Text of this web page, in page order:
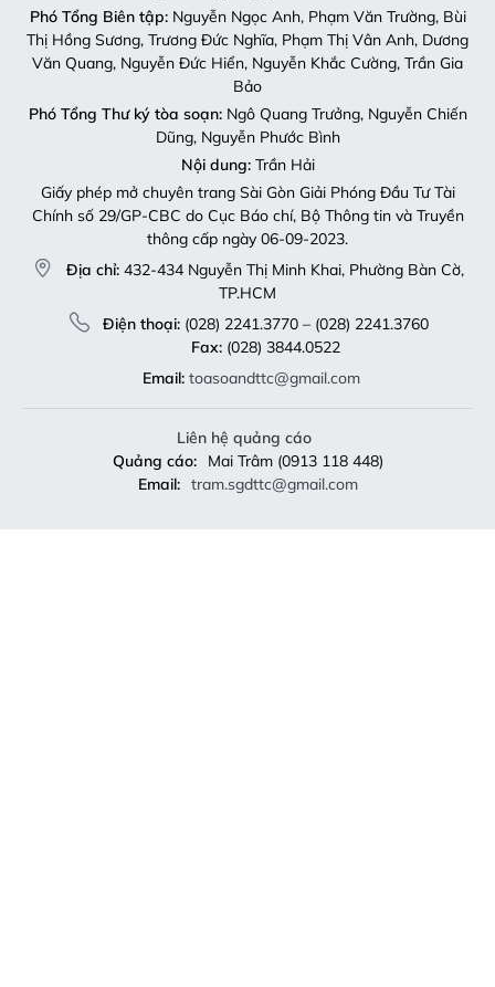
Phó Tổng Biên tập:Nguyễn Ngọc Anh, Phạm Văn Trường, Bùi
Thị Hồng Sương, Trương Đức Nghĩa, Phạm Thị Vân Anh, Dương
Văn Quang, Nguyễn Đức Hiển, Nguyễn Khắc Cường, Trần Gia
Bảo
Phó Tổng Thư ký tòa soạn:Ngô Quang Trưởng, Nguyễn Chiến
Dũng, Nguyễn Phước Bình
Nội dung:Trần Hải
Giấy phép mở chuyên trang Sài Gòn Giải Phóng Đầu Tư Tài
Chính số 29/GP-CBC do Cục Báo chí, Bộ Thông tin và Truyền
thông cấp ngày 06-09-2023.
Địa chỉ: 432-434 Nguyễn Thị Minh Khai, Phường Bàn Cờ,
TP.HCM
Điện thoại:(028) 2241.3770 – (028) 2241.3760
Fax:(028) 3844.0522
Email: toasoandttc@gmail.com
Liên hệ quảng cáo
Quảng cáo:
Mai Trâm (0913 118 448)
Email: tram.sgdttc@gmail.com